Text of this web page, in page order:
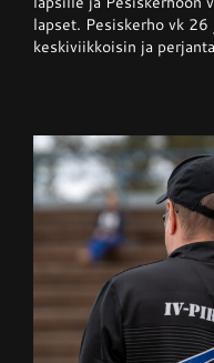
lapset. Pesiskerho vk
keskiviikkoisin ja